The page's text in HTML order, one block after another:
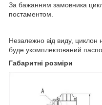
За бажанням замовника
постаментом.
Незалежно від виду, циклон
буде укомплектований
Габаритні розміри